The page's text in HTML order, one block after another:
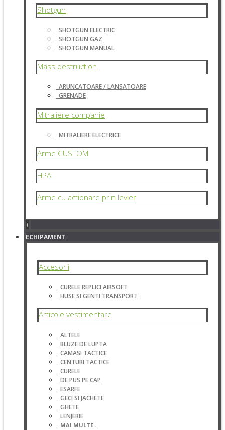
Shotgun
SHOTGUN ELECTRIC
SHOTGUN GAZ
SHOTGUN MANUAL
Mass destruction
ARUNCATOARE / LANSATOARE
GRENADE
Mitraliere companie
MITRALIERE ELECTRICE
Arme CUSTOM
HPA
Arme cu actionare prin levier
+
ECHIPAMENT
Accesorii
CURELE REPLICI AIRSOFT
HUSE SI GENTI TRANSPORT
Articole vestimentare
ALTELE
BLUZE DE LUPTA
CAMASI TACTICE
CENTURI TACTICE
CURELE
DE PUS PE CAP
ESARFE
GECI SI JACHETE
GHETE
LENJERIE
MAI MULTE...